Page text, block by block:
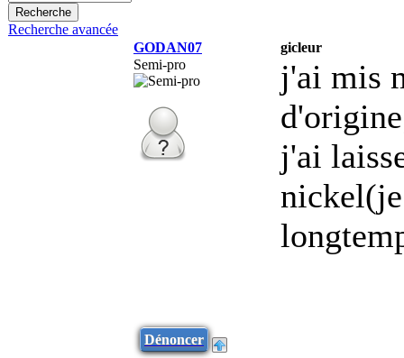
Recherche avancée
GODAN07
gicleur
Semi-pro
j'ai mis
j'ai
Dénoncer